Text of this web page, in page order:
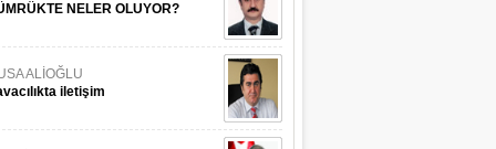
NELER OLUYOR?
ALİOĞLU
iletişim